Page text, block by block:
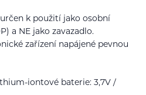
k použití jako osobní
a NE jako zavazadlo.
zařízení napájené pevnou
iontové baterie: 3,7V /